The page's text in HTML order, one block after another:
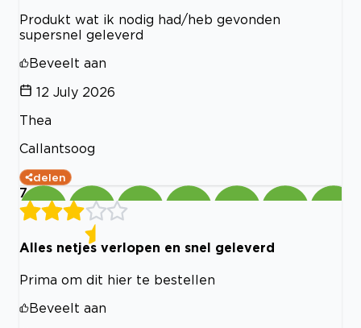
Produkt wat ik nodig had/heb gevonden
supersnel geleverd
Beveelt aan
12 July 2026
Thea
Callantsoog
delen
7
Alles netjes verlopen en snel geleverd
Prima om dit hier te bestellen
Beveelt aan